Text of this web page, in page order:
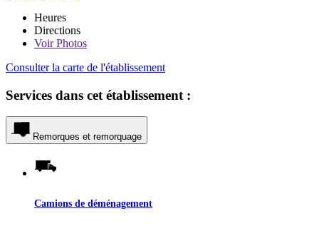
Heures
Directions
VoirPhotos
Consulter la carte de l'établissement
Services dans cet établissement :
Remorques et remorquage
Camions de déménagement